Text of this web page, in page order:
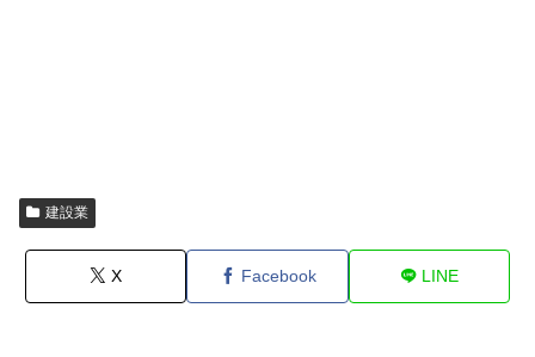
建設業
X Facebook LINE